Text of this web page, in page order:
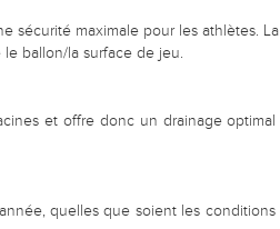
maximale pour les athlètes.
le ballon/la surface de jeu.
et offre donc un drainage
quelles que soient les